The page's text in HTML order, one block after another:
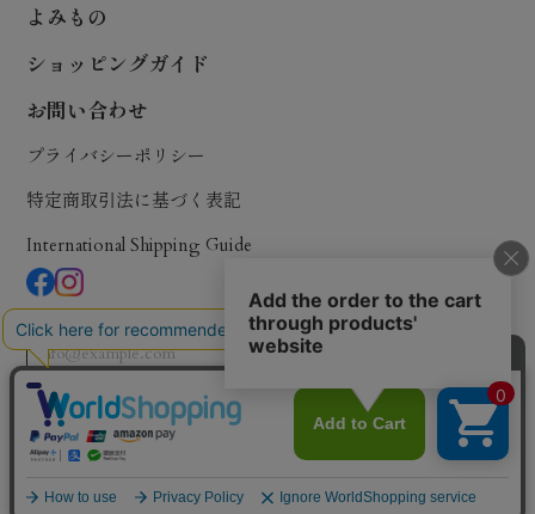
よみもの
ショッピングガイド
お問い合わせ
プライバシーポリシー
特定商取引法に基づく表記
International Shipping Guide
© Dear Okinawa,